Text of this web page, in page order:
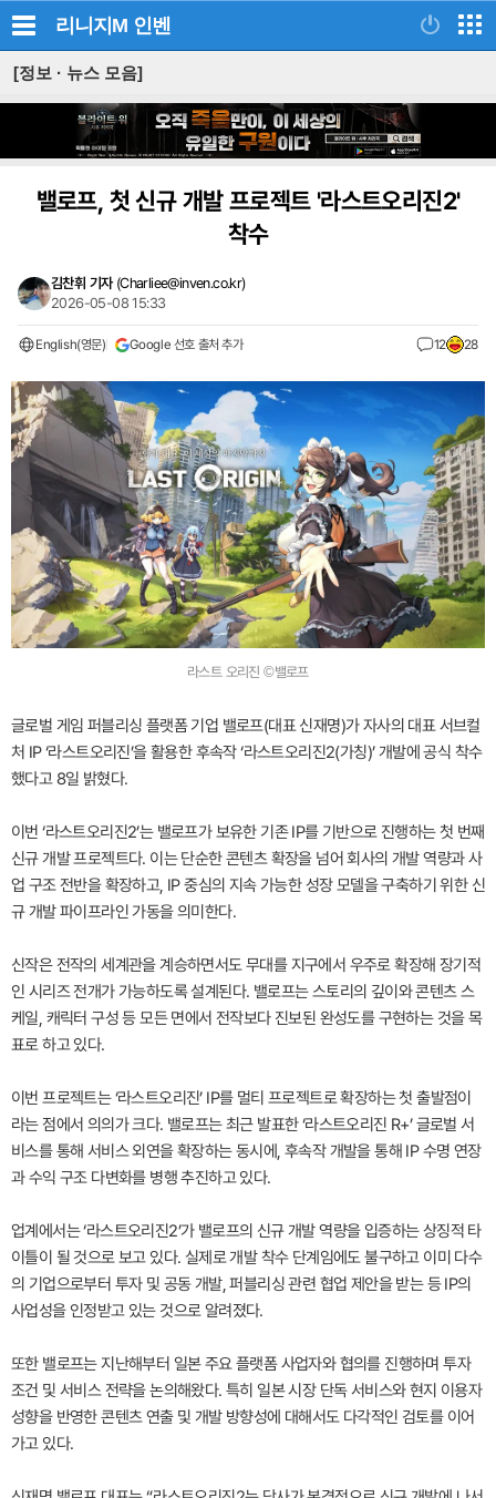
리니지M 인벤
[정보 · 뉴스 모음]
밸로프, 첫 신규 개발 프로젝트 '라스트오리진2'
착수
김찬휘 기자 (Charliee@inven.co.kr)
2026-05-08 15:33
English(영문) Google 선호 출처 추가 12 28
라스트 오리진 ©밸로프
글로벌 게임 퍼블리싱 플랫폼 기업 밸로프(대표 신재명)가 자사의 대표 서브컬
처 IP ‘라스트오리진’을 활용한 후속작 ‘라스트오리진2(가칭)’ 개발에 공식 착수
했다고 8일 밝혔다.
이번 ‘라스트오리진2’는 밸로프가 보유한 기존 IP를 기반으로 진행하는 첫 번째
신규 개발 프로젝트다. 이는 단순한 콘텐츠 확장을 넘어 회사의 개발 역량과 사
업 구조 전반을 확장하고, IP 중심의 지속 가능한 성장 모델을 구축하기 위한 신
규 개발 파이프라인 가동을 의미한다.
신작은 전작의 세계관을 계승하면서도 무대를 지구에서 우주로 확장해 장기적
인 시리즈 전개가 가능하도록 설계된다. 밸로프는 스토리의 깊이와 콘텐츠 스
케일, 캐릭터 구성 등 모든 면에서 전작보다 진보된 완성도를 구현하는 것을 목
표로 하고 있다.
이번 프로젝트는 ‘라스트오리진’ IP를 멀티 프로젝트로 확장하는 첫 출발점이
라는 점에서 의의가 크다. 밸로프는 최근 발표한 ‘라스트오리진 R+’ 글로벌 서
비스를 통해 서비스 외연을 확장하는 동시에, 후속작 개발을 통해 IP 수명 연장
과 수익 구조 다변화를 병행 추진하고 있다.
업계에서는 ‘라스트오리진2’가 밸로프의 신규 개발 역량을 입증하는 상징적 타
이틀이 될 것으로 보고 있다. 실제로 개발 착수 단계임에도 불구하고 이미 다수
의 기업으로부터 투자 및 공동 개발, 퍼블리싱 관련 협업 제안을 받는 등 IP의
사업성을 인정받고 있는 것으로 알려졌다.
또한 밸로프는 지난해부터 일본 주요 플랫폼 사업자와 협의를 진행하며 투자
조건 및 서비스 전략을 논의해왔다. 특히 일본 시장 단독 서비스와 현지 이용자
성향을 반영한 콘텐츠 연출 및 개발 방향성에 대해서도 다각적인 검토를 이어
가고 있다.